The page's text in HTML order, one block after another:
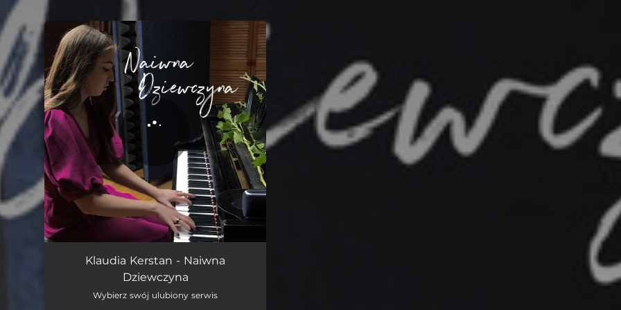
You're all set!
Naiwna Dziewczyna
Klaudia Kerstan - Naiwna
Dziewczyna
Wybierz swój ulubiony serwis